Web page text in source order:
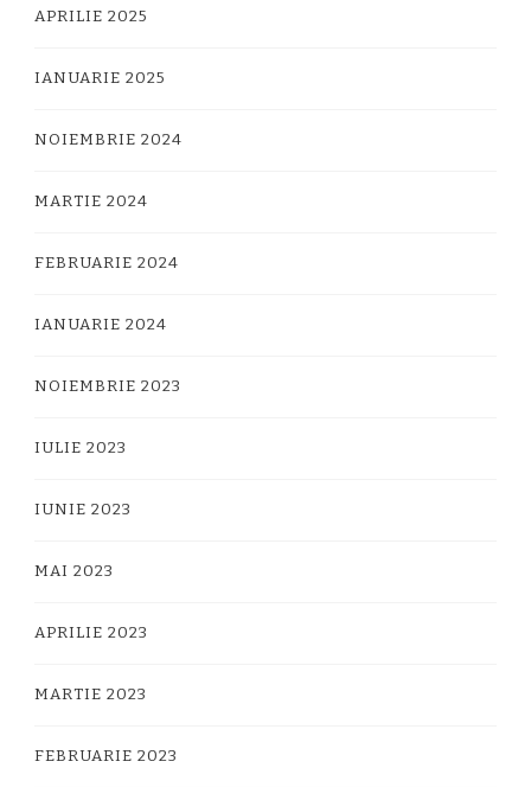
APRILIE 2025
IANUARIE 2025
NOIEMBRIE 2024
MARTIE 2024
FEBRUARIE 2024
IANUARIE 2024
NOIEMBRIE 2023
IULIE 2023
IUNIE 2023
MAI 2023
APRILIE 2023
MARTIE 2023
FEBRUARIE 2023